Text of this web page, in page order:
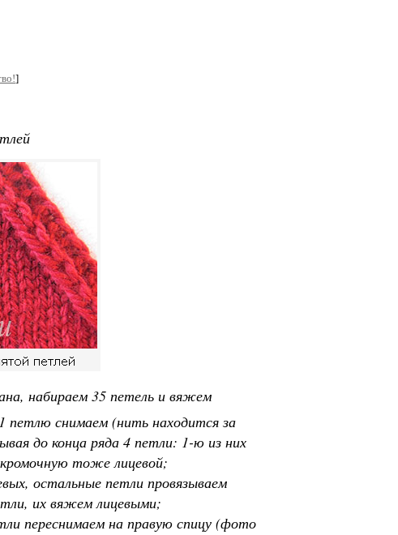
]
набираем 35 петель и вяжем
петлю снимаем (нить находится за
до конца ряда 4 петли: 1-ю из них
тоже лицевой;
остальные петли провязываем
их вяжем лицевыми;
переснимаем на правую спицу (фото